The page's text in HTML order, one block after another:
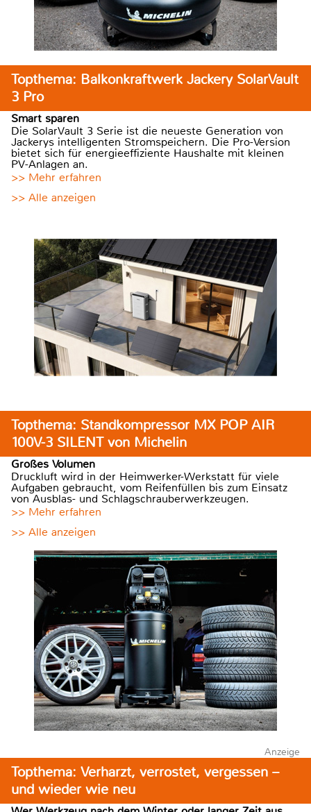
Topthema: Balkonkraftwerk Jackery SolarVault
3 Pro
Smart sparen
Die SolarVault 3 Serie ist die neueste Generation von
Jackerys intelligenten Stromspeichern. Die Pro-Version
bietet sich für energieeffiziente Haushalte mit kleinen
PV-Anlagen an.
>> Mehr erfahren
>> Alle anzeigen
Topthema: Standkompressor MX POP AIR
100V-3 SILENT von Michelin
Großes Volumen
Druckluft wird in der Heimwerker-Werkstatt für viele
Aufgaben gebraucht, vom Reifenfüllen bis zum Einsatz
von Ausblas- und Schlagschrauberwerkzeugen.
>> Mehr erfahren
>> Alle anzeigen
Anzeige
Topthema: Verharzt, verrostet, vergessen –
und wieder wie neu